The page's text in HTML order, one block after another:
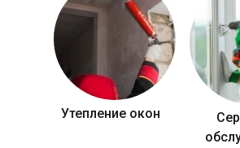
Утепление окон